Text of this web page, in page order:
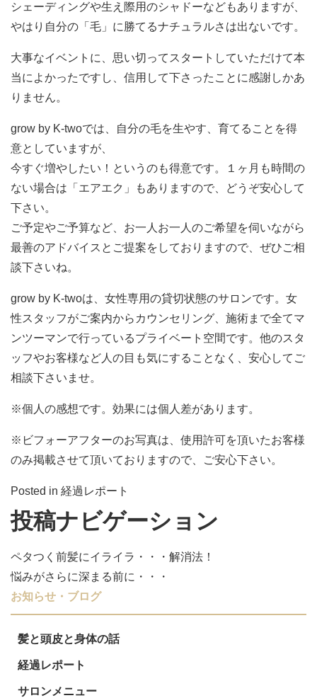
シェーディングや生え際用のシャドーなどもありますが、
やはり自分の「毛」に勝てるナチュラルさは出ないです。
大事なイベントに、思い切ってスタートしていただけて本
当によかったですし、信用して下さったことに感謝しかあ
りません。
grow by K-twoでは、自分の毛を生やす、育てることを得
意としていますが、
今すぐ増やしたい！というのも得意です。１ヶ月も時間の
ない場合は「エアエク」もありますので、どうぞ安心して
下さい。
ご予定やご予算など、お一人お一人のご希望を伺いながら
最善のアドバイスとご提案をしておりますので、ぜひご相
談下さいね。
grow by K-twoは、女性専用の貸切状態のサロンです。女
性スタッフがご案内からカウンセリング、施術まで全てマ
ンツーマンで行っているプライベート空間です。他のスタ
ッフやお客様など人の目も気にすることなく、安心してご
相談下さいませ。
※個人の感想です。効果には個人差があります。
※ビフォーアフターのお写真は、使用許可を頂いたお客様
のみ掲載させて頂いておりますので、ご安心下さい。
Posted in 経過レポート
投稿ナビゲーション
ペタつく前髪にイライラ・・・解消法！
悩みがさらに深まる前に・・・
お知らせ・ブログ
髪と頭皮と身体の話
経過レポート
サロンメニュー